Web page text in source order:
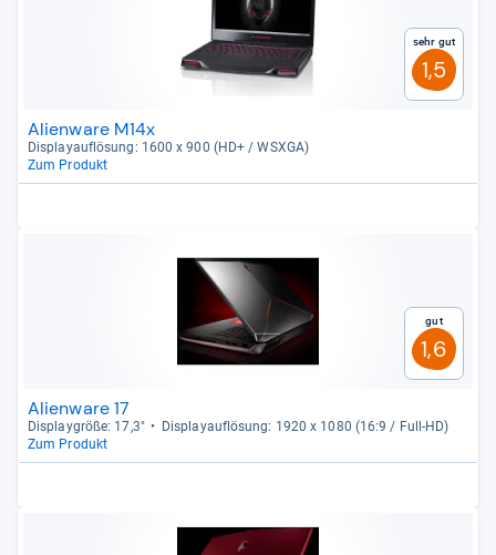
Sehr gut
1,5
Alienware M14x
Dis­pla­yauf­lö­sung: 1600 x 900 (HD+ / WSXGA)
Zum Produkt
Gut
1,6
Alienware 17
Dis­play­größe: 17,3"
Dis­pla­yauf­lö­sung: 1920 x 1080 (16:9 / Full-​HD)
Zum Produkt